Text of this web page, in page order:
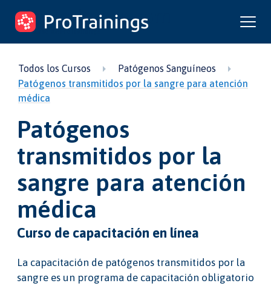
ProTrainings.com
un curso de ProTrainings
Todos los Cursos
Patógenos Sanguíneos
Patógenos transmitidos por la sangre para atención
médica
Patógenos
transmitidos por la
sangre para atención
médica
Curso de capacitación en línea
La capacitación de patógenos transmitidos por la
sangre es un programa de capacitación obligatorio